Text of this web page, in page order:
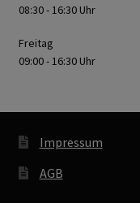
08:30 - 16:30 Uhr
Freitag
09:00 - 16:30 Uhr
Impressum
AGB